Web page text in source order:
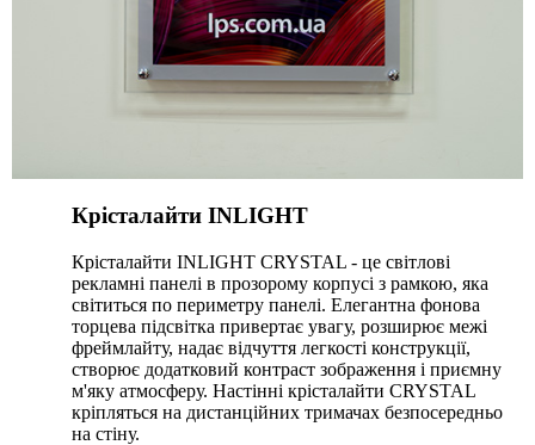
Крісталайти INLIGHT
Крісталайти INLIGHT CRYSTAL - це світлові
рекламні панелі в прозорому корпусі з рамкою, яка
світиться по периметру панелі. Елегантна фонова
торцева підсвітка привертає увагу, розширює межі
фреймлайту, надає відчуття легкості конструкції,
створює додатковий контраст зображення і приємну
м'яку атмосферу. Настінні крісталайти CRYSTAL
кріпляться на дистанційних тримачах безпосередньо
на стіну.